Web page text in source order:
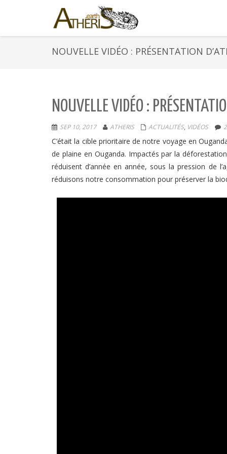
NOUVELLE VIDÉO : PRÉSENTATION
NOUVELLE VIDÉO :
SEP 10, 2017 ATHERIS ACTUALITÉS, VIDÉOS
C’était la cible prioritaire de notre voyage en
de plaine en Ouganda. Impactés par la
réduisent d’année en année, sous la pression de
réduisons notre consommation pour préserver la